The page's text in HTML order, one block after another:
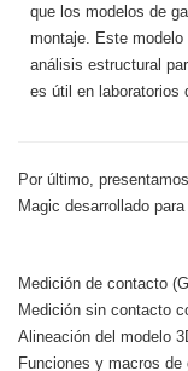
que los modelos de
montaje. Este
análisis estructural
es útil en laboratorios
Por último,
Magic desarrollado
Medición de contacto
Medición sin contacto
Alineación del modelo
Funciones y macros de